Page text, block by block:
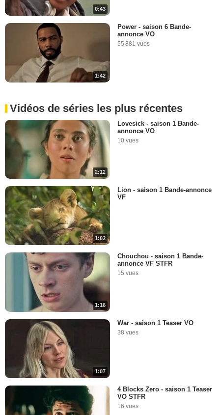
0:43
1:42
Power - saison 6 Bande-
annonce VO
55 881 vues
Vidéos de séries les plus récentes
2:12
Lovesick - saison 1 Bande-
annonce VO
10 vues
1:02
Lion - saison 1 Bande-annonce
VF
1:16
Chouchou - saison 1 Bande-
annonce VF STFR
15 vues
1:07
War - saison 1 Teaser VO
38 vues
4 Blocks Zero - saison 1 Teaser
VO STFR
16 vues